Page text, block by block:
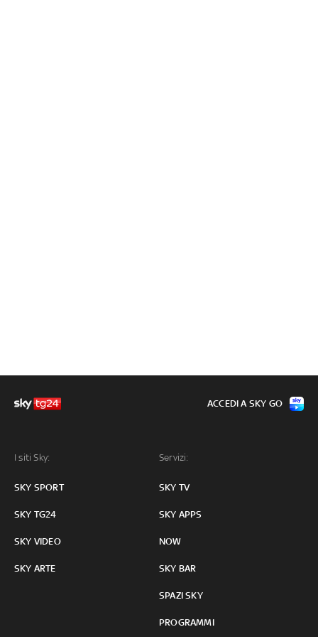
I siti Sky:
SKY SPORT
SKY TG24
SKY VIDEO
SKY ARTE
Servizi:
SKY TV
SKY APPS
NOW
SKY BAR
SPAZI SKY
PROGRAMMI
ACCEDI A SKY GO